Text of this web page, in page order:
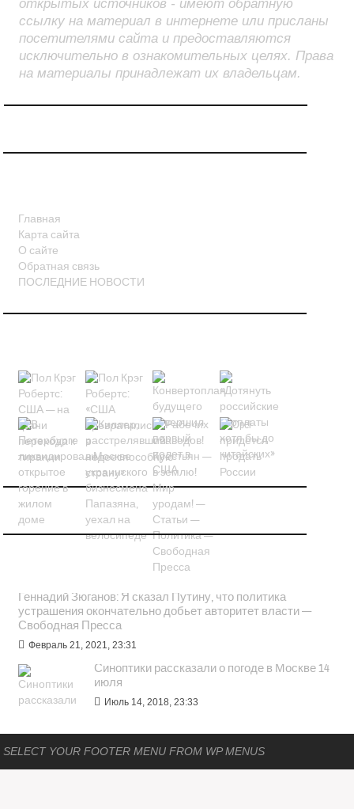
открытых источников - имеют обратную
ссылку на материал в интернете или присланы
посетителями сайта и предоставляются
исключительно в ознакомительных целях. Права
на материалы принадлежат их владельцам.
Главная
Карта сайта
О сайте
Обратная связь
ПОСЛЕДНИЕ НОВОСТИ
Геннадий Зюганов: Я сказал Путину, что политика
устрашения окончательно добьет авторитет власти —
Свободная Пресса
Февраль 21, 2021, 23:31
Синоптики рассказали о погоде в Москве 14
июля
Июль 14, 2018, 23:33
SELECT YOUR FOOTER MENU FROM WP MENUS